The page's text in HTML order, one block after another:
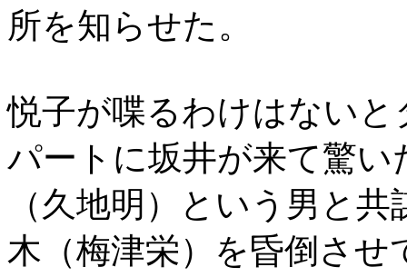
所を知らせた。
悦子が喋るわけはない
パートに坂井が来て驚
（久地明）という男と
木（梅津栄）を昏倒さ